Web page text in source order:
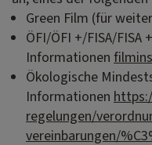
Green Film (für
ÖFI/ÖFI +/FISA/
Informationen
Ökologische
Informationen
regelungen/
vereinbarungen/